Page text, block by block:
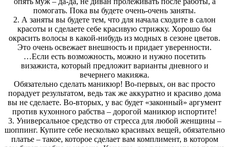
помогать. Пока вы будете очень-очень заняты.
2. А заняты вы будете тем, что для начала сходите в салон
красоты и сделаете себе красивую стрижку. Хорошо бы
окрасить волосы в какой-нибудь из модных в сезоне цветов.
Это очень освежает внешность и придает уверенности.
…Если есть возможность, можно и нужно посетить
визажиста, который предложит варианты дневного и
вечернего макияжа.
Обязательно сделать маникюр! Во-первых, он вас просто
порадует результатом, ведь так же аккуратно и красиво дома
вы не сделаете. Во-вторых, у вас будет «законный» аргумент
против кухонного рабства – дорогой маникюр испортите!
3. Универсальное средство от стресса для любой женщины –
шоппинг. Купите себе несколько красивых вещей, обязательно
платье – такое, которое сделает вам комплимент, в котором